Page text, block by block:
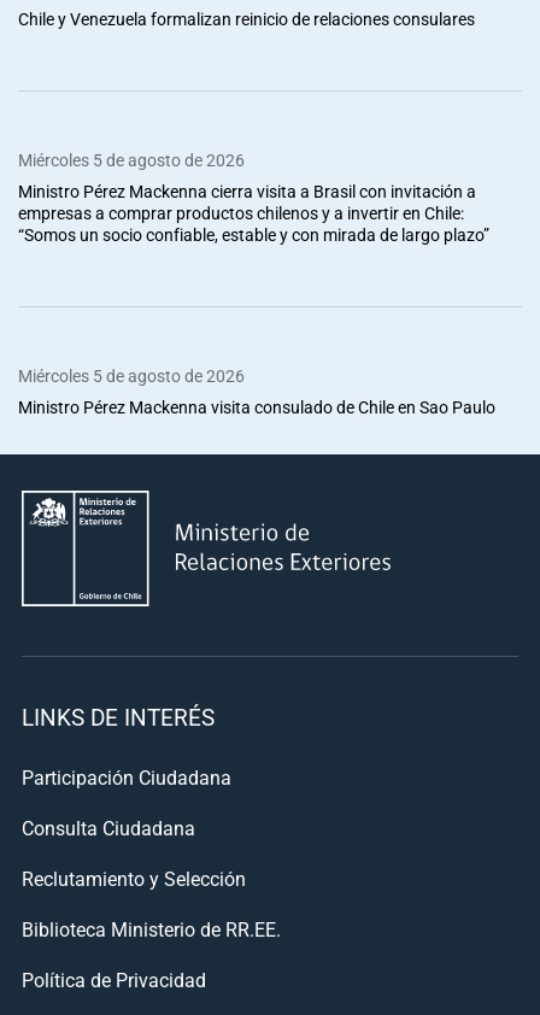
Chile y Venezuela formalizan reinicio de relaciones consulares
Miércoles 5 de agosto de 2026
Ministro Pérez Mackenna cierra visita a Brasil con invitación a
empresas a comprar productos chilenos y a invertir en Chile:
“Somos un socio confiable, estable y con mirada de largo plazo”
Miércoles 5 de agosto de 2026
Ministro Pérez Mackenna visita consulado de Chile en Sao Paulo
LINKS DE INTERÉS
Participación Ciudadana
Consulta Ciudadana
Reclutamiento y Selección
Biblioteca Ministerio de RR.EE.
Política de Privacidad